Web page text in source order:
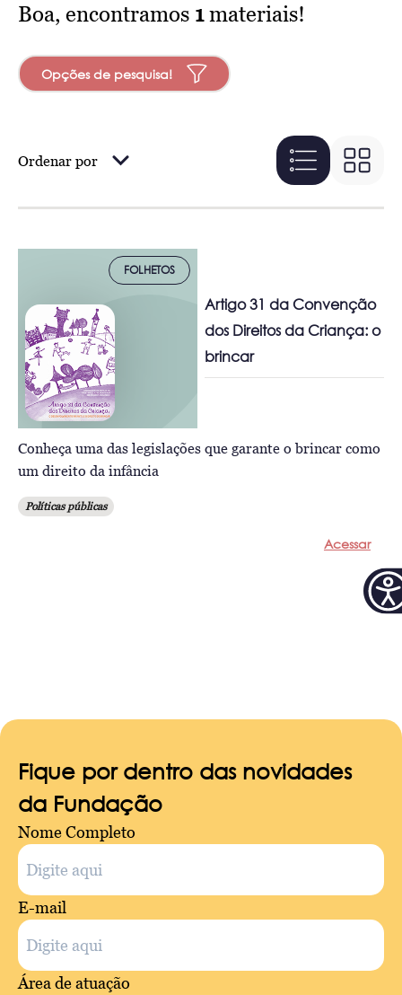
Boa, encontramos 1materiais!
Opções de pesquisa!
Ordenar por
FOLHETOS
Artigo 31 da Convenção
dos Direitos da Criança: o
brincar
Conheça uma das legislações que garante o brincar como
um direito da infância
Políticas públicas
Acessar
Fique por dentro das novidades
da Fundação
Nome Completo
E-mail
Área de atuação